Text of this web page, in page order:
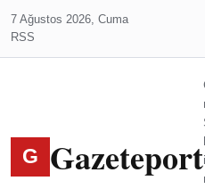
7 Ağustos 2026, Cuma
RSS
G Gazeteport